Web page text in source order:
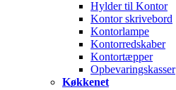
Hylder til Kontor
Kontor skrivebord
Kontorlampe
Kontorredskaber
Kontortæpper
Opbevaringskasser
Køkkenet